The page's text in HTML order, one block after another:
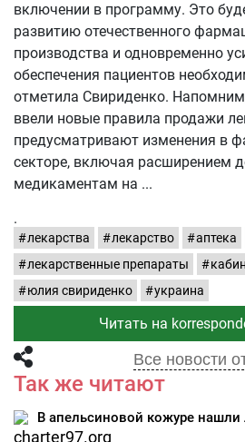
включении в программу. Это
развитию отечественного
производства и одновременно
обеспечения пациентов
отметила Свириденко.
ввели новые правила продажи
предусматривают изменения в
секторе, включая расширением
медикаментам на
.
лекарства лекарство аптека
лекарственные препараты
юлия свириденко
украина
Читать на
Все новости
Так же читают
В апельсиновой кожуре нашли